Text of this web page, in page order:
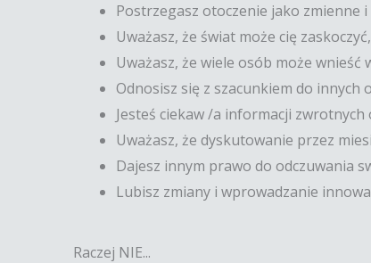
Postrzegasz otoczenie jako zmienne
Uważasz, że świat może cię zaskoczyć,
Uważasz, że wiele osób może
Odnosisz się z szacunkiem do
Jesteś ciekaw /a informacji zwrotnych
Uważasz, że dyskutowanie przez
Dajesz innym prawo do odczuwania
Lubisz zmiany i wprowadzanie
Raczej NIE...